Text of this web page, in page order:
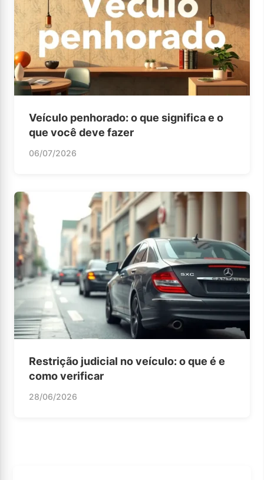
Veículo penhorado: o que significa e o
que você deve fazer
06/07/2026
Restrição judicial no veículo: o que é e
como verificar
28/06/2026